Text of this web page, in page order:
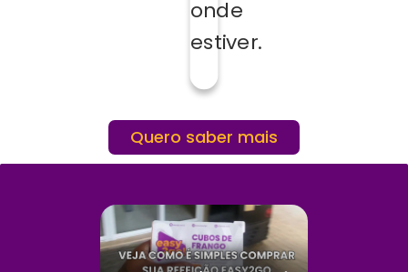
onde
estiver.
Quero saber mais